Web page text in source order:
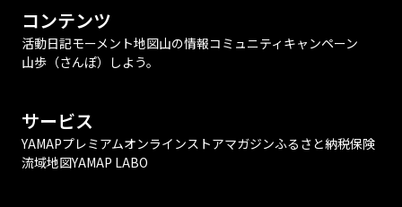
コンテンツ
活動日記モーメント地図山の情報コミュニティ キャンペーン
山歩（さんぽ）しよう。
サービス
YAMAPプレミアムオンラインストアマガジンふるさと納税保険
流域地図YAMAP LABO